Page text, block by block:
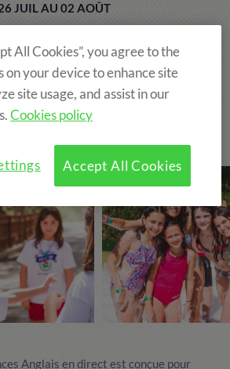
JUIL AU 02 AOÛT
ANS
and still the Best!
Anglais en direct est conçue pour
All Cookies”, you agree to the
on your device to enhance site
site usage, and assist in our
Cookies policy
Accept All Cookies